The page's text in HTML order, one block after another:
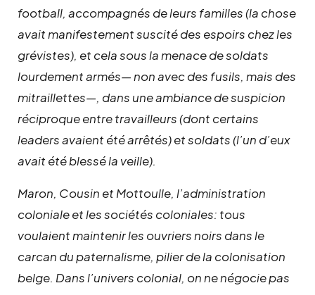
football, accompagnés de leurs familles (la chose
avait manifestement suscité des espoirs chez les
grévistes), et cela sous la menace de soldats
lourdement armés— non avec des fusils, mais des
mitraillettes—, dans une ambiance de suspicion
réciproque entre travailleurs (dont certains
leaders avaient été arrêtés) et soldats (l’un d’eux
avait été blessé la veille).
Maron, Cousin et Mottoulle, l’administration
coloniale et les sociétés coloniales: tous
voulaient maintenir les ouvriers noirs dans le
carcan du paternalisme, pilier de la colonisation
belge. Dans l’univers colonial, on ne négocie pas